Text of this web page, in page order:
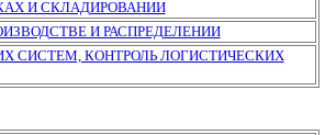
И СКЛАДИРОВАНИИ
И РАСПРЕДЕЛЕНИИ
СИСТЕМ, КОНТРОЛЬ ЛОГИСТИЧЕСКИХ